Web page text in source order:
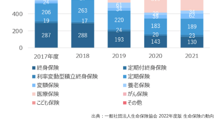
出典：一般社団法人生命保険協会 2022年度版 生命保険の動向